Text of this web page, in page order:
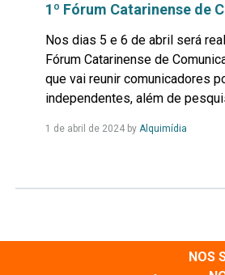
1º Fórum Catarinense de
Nos dias 5 e 6 de abril será
Fórum Catarinense de
que vai reunir comunicadores
independentes, além de
1 de abril de 2024by AlquimídiaLeia
NOS